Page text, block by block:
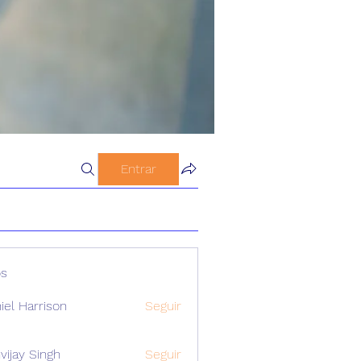
Entrar
Harrison Seguir
Singh Seguir